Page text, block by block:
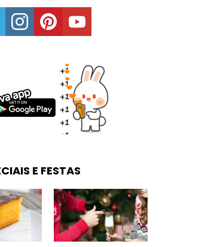
instagrampinterestyoutube
E FESTAS